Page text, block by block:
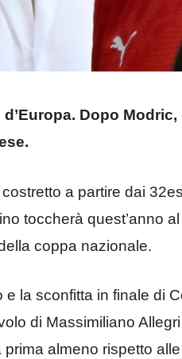
Dopo
a partire dai
toccherà quest’anno
coppa nazionale.
la sconfitta in finale di
di Massimiliano
almeno rispetto